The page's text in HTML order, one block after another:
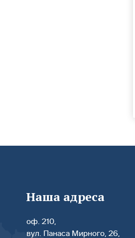
Наша адреса
оф. 210,
вул. Панаса Мирного, 26,